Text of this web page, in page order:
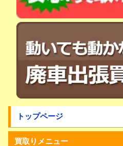
トップページ
買取りメニュー